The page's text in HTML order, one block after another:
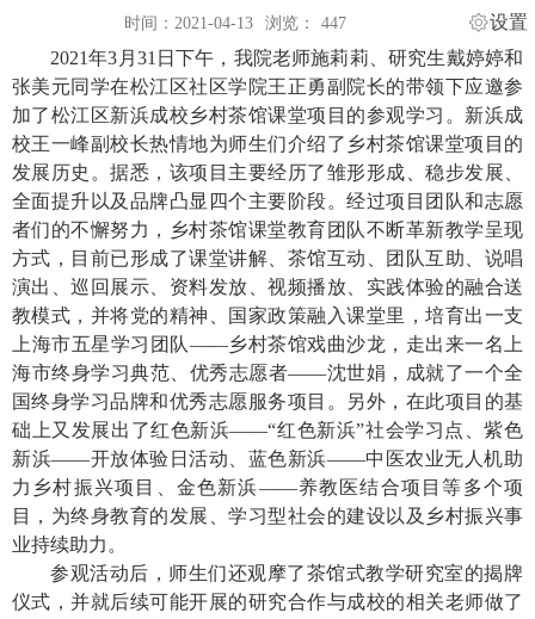
时间：2021-04-13 浏览： 447
设置
2021年3 月 31 日下午，我院老师施莉莉、研究生戴婷婷和
张美元同学在松江区社区学院王正勇副院长的带领下应邀参
加了松江区新浜成校乡村茶馆课堂项目的参观学习。新浜成
校王一峰副校长热情地为师生们介绍了乡村茶馆课堂项目的
发展历史。据悉，该项目主要经历了雏形形成、稳步发展、
全面提升以及品牌凸显四个主要阶段。经过项目团队和志愿
者们的不懈努力，乡村茶馆课堂教育团队不断革新教学呈现
方式，目前已形成了课堂讲解、茶馆互动、团队互助、说唱
演出、巡回展示、资料发放、视频播放、实践体验的融合送
教模式，并将党的精神、国家政策融入课堂里，培育出一支
上海市五星学习团队——乡村茶馆戏曲沙龙，走出来一名上
海市终身学习典范、优秀志愿者——沈世娟，成就了一个全
国终身学习品牌和优秀志愿服务项目。另外，在此项目的基
础上又发展出了红色新浜——“红色新浜”社会学习点、紫色
新浜——开放体验日活动、蓝色新浜——中医农业无人机助
力乡村振兴项目、金色新浜——养教医结合项目等多个项
目，为终身教育的发展、学习型社会的建设以及乡村振兴事
业持续助力。
参观活动后，师生们还观摩了茶馆式教学研究室的揭牌
仪式，并就后续可能开展的研究合作与成校的相关老师做了